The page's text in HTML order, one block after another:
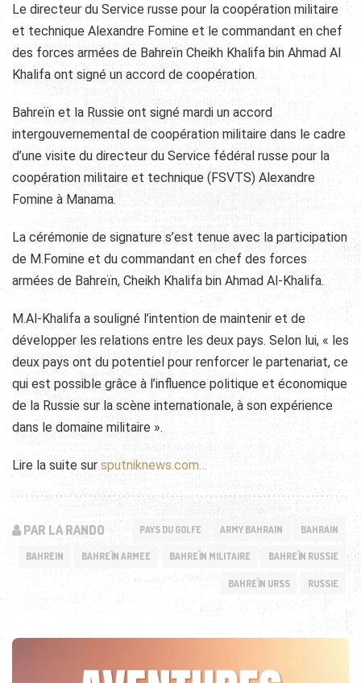
Le directeur du Service russe pour la coopération militaire
et technique Alexandre Fomine et le commandant en chef
des forces armées de Bahreïn Cheikh Khalifa bin Ahmad Al
Khalifa ont signé un accord de coopération.
Bahreïn et la Russie ont signé mardi un accord
intergouvernemental de coopération militaire dans le cadre
d’une visite du directeur du Service fédéral russe pour la
coopération militaire et technique (FSVTS) Alexandre
Fomine à Manama.
La cérémonie de signature s’est tenue avec la participation
de M.Fomine et du commandant en chef des forces
armées de Bahreïn, Cheikh Khalifa bin Ahmad Al-Khalifa.
M.Al-Khalifa a souligné l’intention de maintenir et de
développer les relations entre les deux pays. Selon lui, « les
deux pays ont du potentiel pour renforcer le partenariat, ce
qui est possible grâce à l’influence politique et économique
de la Russie sur la scène internationale, à son expérience
dans le domaine militaire ».
Lire la suite sur sputniknews.com…
PAR LA RANDO PAYS DU GOLFE ARMY BAHRAIN BAHRAIN
BAHREIN BAHREÏN ARMEE BAHREÏN MILITAIRE BAHREÏN RUSSIE
BAHREÏN URSS RUSSIE